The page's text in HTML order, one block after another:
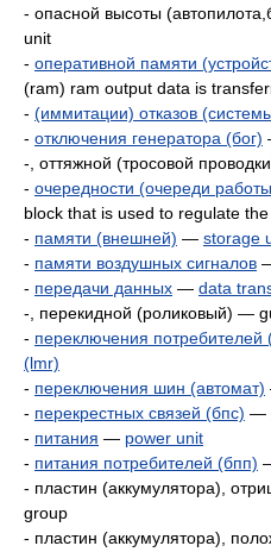
- опасной высоты
unit
- оперативной памяти
(ram) ram output data is
- (иммитации) отказов
- отключения генератора (бог)
-, оттяжной (тросовой
- очередности (очереди
block that is used to regulate
- памяти (внешней) — storage
- памяти воздушных сигналов
- передачи данных — data
-, перекидной (роликовый) —
- переключения потребителей
(lmr)
- переключения шин (автомат)
- перекрестных связей (бпс) —
- питания — power unit
- питания потребителей (бпп)
- пластин (аккумулятора),
group
- пластин (аккумулятора),